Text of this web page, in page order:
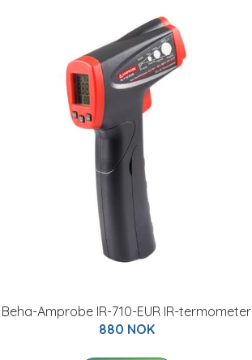
Beha-Amprobe IR-710-EUR IR-termometer
880 NOK